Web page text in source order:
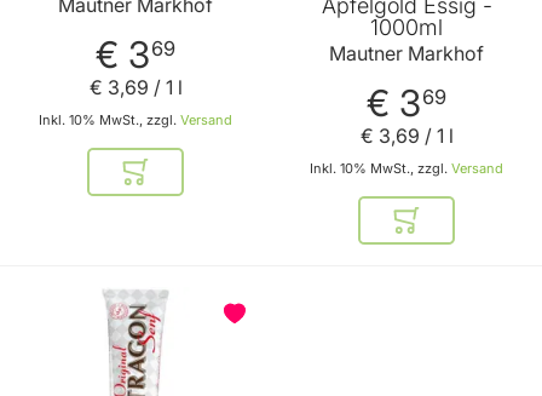
€ 369
Inkl. 10% MwSt., zzgl. Versand
€ 3,69 / 1 l
In den Warenkorb
1000ml
Mautner Markhof
€ 369
Inkl. 10% MwSt., zzgl. Versand
€ 3,69 / 1 l
In den